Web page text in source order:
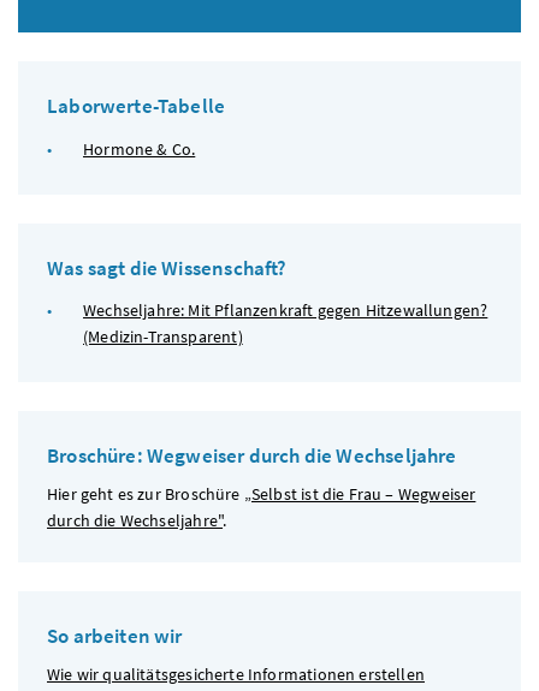
Laborwerte-Tabelle
Hormone & Co.
Was sagt die Wissenschaft?
Wechseljahre: Mit Pflanzenkraft gegen Hitzewallungen?
(Medizin-Transparent)
Broschüre: Wegweiser durch die Wechseljahre
Hier geht es zur Broschüre „Selbst ist die Frau – Wegweiser
durch die Wechseljahre".
So arbeiten wir
Wie wir qualitätsgesicherte Informationen erstellen